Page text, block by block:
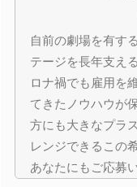
自前の劇場を有す
テージを長年支え
ロナ禍でも雇用を
てきたノウハウが
方にも大きなプラ
レンジできるこの
あなたにもご応募